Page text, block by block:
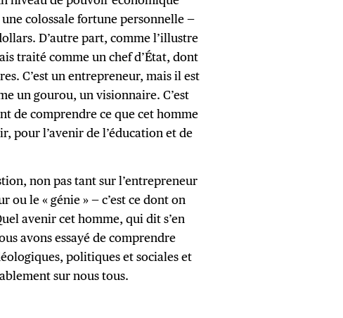
colossale fortune personnelle —
D’autre part, comme l’illustre
traité comme un chef d’État, dont
C’est un entrepreneur, mais il est
un gourou, un visionnaire. C’est
de comprendre ce que cet homme
pour l’avenir de l’éducation et de
non pas tant sur l’entrepreneur
ou le « génie » — c’est ce dont on
avenir cet homme, qui dit s’en
avons essayé de comprendre
politiques et sociales et
sur nous tous.